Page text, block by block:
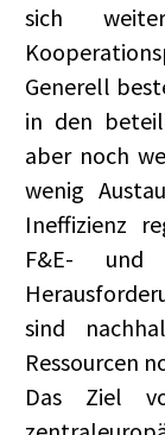
sich
Generell
in den
aber noch
wenig
Ineffizienz
F&E- und
sind
Ressourcen
Das Ziel